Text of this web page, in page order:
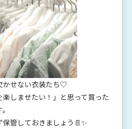
かせない衣装たち♡
楽しませたい！」と思って買った
管しておきましょう📄✨